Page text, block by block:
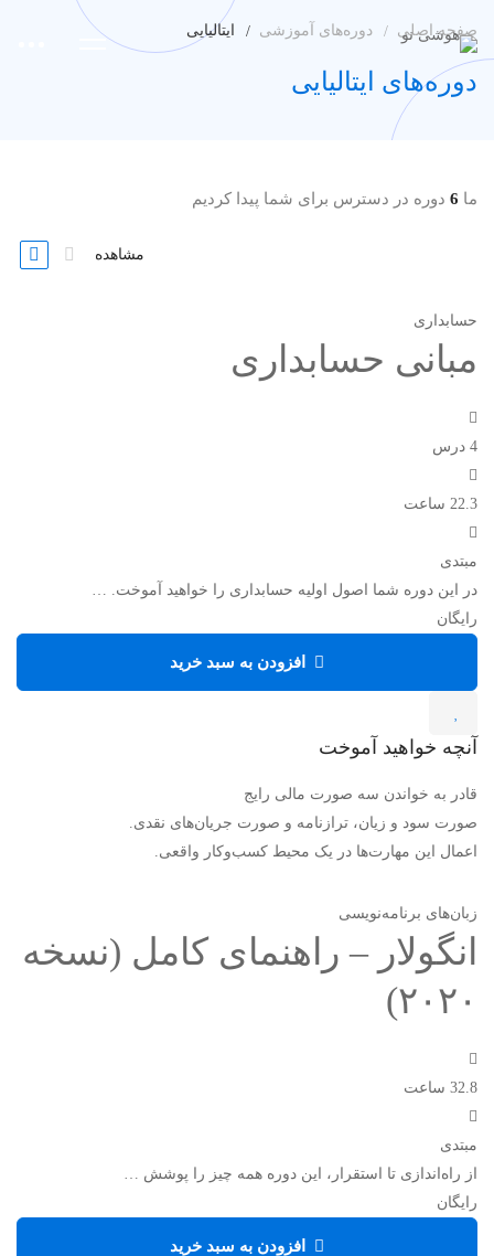
صفحه اصلی دوره‌های آموزشی ایتالیایی
دوره‌های ایتالیایی
ما 6 دوره در دسترس برای شما پیدا کردیم
مشاهده
حسابداری
مبانی حسابداری
4 درس
22.3 ساعت
مبتدی
در این دوره شما اصول اولیه حسابداری را خواهید آموخت. …
رایگان
افزودن به سبد خرید
آنچه خواهید آموخت
قادر به خواندن سه صورت مالی رایج
صورت سود و زیان، ترازنامه و صورت جریان‌های نقدی.
اعمال این مهارت‌ها در یک محیط کسب‌وکار واقعی.
زبان‌های برنامه‌نویسی
انگولار – راهنمای کامل (نسخه
۲۰۲۰)
32.8 ساعت
مبتدی
از راه‌اندازی تا استقرار، این دوره همه چیز را پوشش …
رایگان
افزودن به سبد خرید